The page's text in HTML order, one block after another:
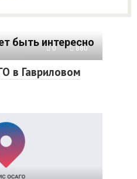
быть интересно
0 880
в Гавриловом